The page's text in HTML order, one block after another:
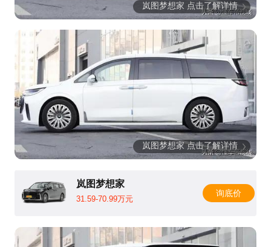
岚图梦想家 点击了解详情
岚图梦想家 点击了解详情
岚图梦想家
31.59-70.99万元
询底价